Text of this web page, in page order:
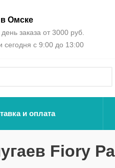
Омске
заказа от 3000 руб.
сегодня с 9:00 до 13:00
и оплата
Fiory